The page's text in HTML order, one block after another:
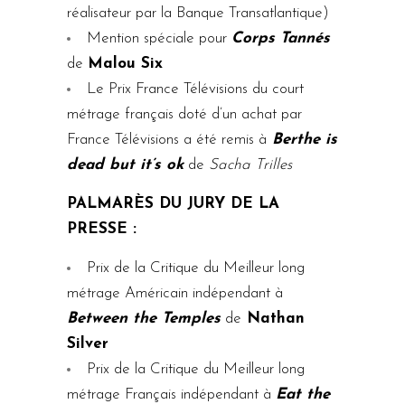
réalisateur par la Banque Transatlantique)
Mention spéciale pour Corps Tannés
de Malou Six
Le Prix France Télévisions du court
métrage français doté d’un achat par
France Télévisions a été remis à Berthe is
dead but it’s okde Sacha Trilles
PALMARÈS DU JURY DE LA
PRESSE :
Prix de la Critique du Meilleur long
métrage Américain indépendant à
Between the Templesde Nathan
Silver
Prix de la Critique du Meilleur long
métrage Français indépendant à Eat the